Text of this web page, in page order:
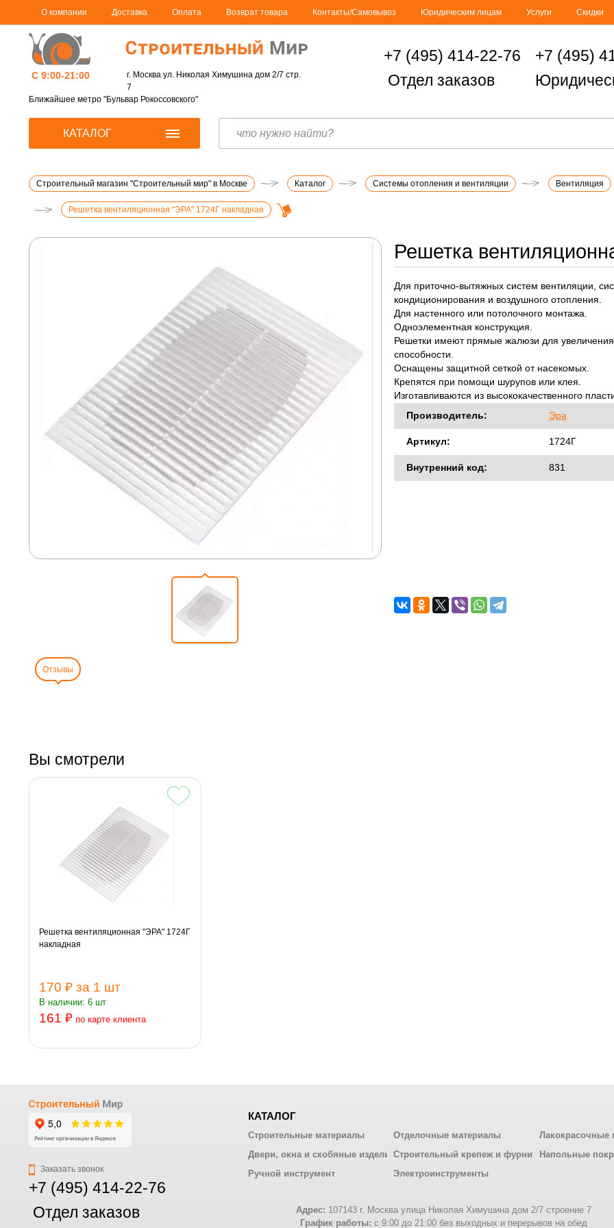
О компании Доставка Оплата Возврат товара Контакты/Самовывоз Юридическим лицам Услуги Скидки
С 9:00-21:00
г. Москва ул. Николая Химушина дом 2/7 стр.
7
Ближайшее метро "Бульвар Рокоссовского"
+7 (495) 414-22-76
Отдел заказов
+7 (495)
КАТАЛОГ
Строительный магазин "Строительный мир" в Москве Каталог Системы отопления и вентиляции Вентиляция
Решетка вентиляционная "ЭРА" 1724Г накладная
Решетка
Для приточно-вытяжных систем вентиляции,
кондиционирования и воздушного отопления.
Для настенного или потолочного монтажа.
Одноэлементная конструкция.
Решетки имеют прямые жалюзи для увеличения
способности.
Оснащены защитной сеткой от насекомых.
Крепятся при помощи шурупов или клея.
Изготавливаются из высококачественного
Производитель:
Эра
Артикул: 1724Г
Внутренний код: 831
Отзывы
Вы смотрели
Решетка вентиляционная "ЭРА" 1724Г
накладная
170 ₽ за 1 шт
В наличии: 6 шт
161 ₽ по карте клиента
Заказать звонок
+7 (495) 414-22-76
Отдел заказов
КАТАЛОГ
Строительные материалы Отделочные материалы
Лакокрасочные
Двери, окна и скобяные изделияСтроительный крепеж и фурнитураНапольные
Ручной инструмент
Электроинструменты
Адрес: 107143 г. Москва улица Николая Химушина дом 2/7 строение 7
График работы: с 9:00 до 21:00 без выходных и перерывов на обед